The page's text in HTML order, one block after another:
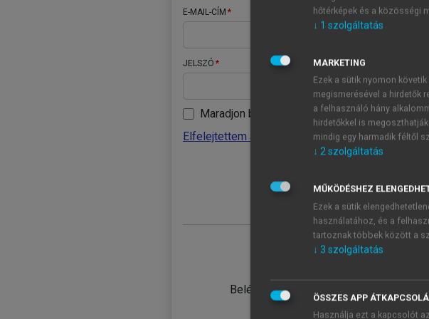
E-MAIL-CÍM
JELSZÓ
Maradjon belépve
Elfelejtettem a jelszavamat
Belépés intézményi azonosítóval
hőtérképek és a közösségi
↓ 1 szolgáltatás
MARKETING
Ezek a sütik nyomon
megismerésével a hirdetők
a felhasználó hány
hirdetőkkel is
mindig egy harmadik féltől
↓ 2szolgáltatás
MŰKÖDÉSHEZ
Ezek a sütik
használatához, és a
tartoznak többek között a
↓ 3 szolgáltatás
ÖSSZES APP
Használja ezt a kapcsolót